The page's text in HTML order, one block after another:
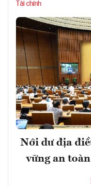
Tài chính
Nới dư địa
vững an